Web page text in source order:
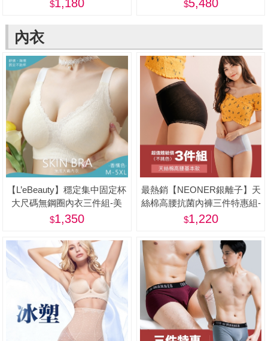
1,180 5,480
內衣
【L’eBeauty】穩定集中固定杯
大尺碼無鋼圈內衣三件組-美
1,350
最熱銷【NEONER銀離子】天
絲棉高腰抗菌內褲三件特惠組-
美
1,220